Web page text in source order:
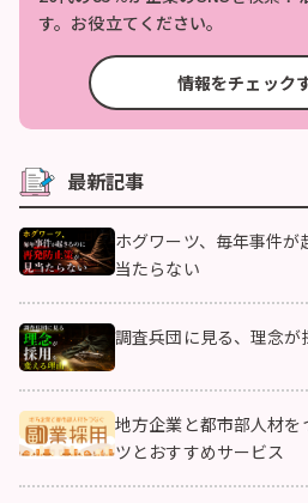
す。お役立てください。
情報をチェック
最新記事
ホグワーツ、毎年事件
当たらない
調査兵団に見る、理念が
地方企業と都市部人材
ツとおすすめサービス